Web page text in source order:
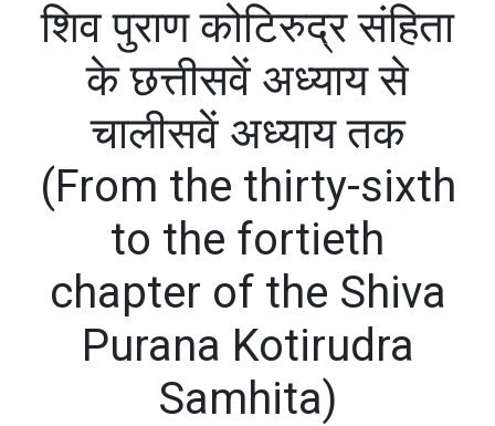
शिव पुराण कोटिरुद्र संहिता
के छत्तीसवें अध्याय से
चालीसवें अध्याय तक
(From the thirty-sixth
to the fortieth
chapter of the Shiva
Purana Kotirudra
Samhita)